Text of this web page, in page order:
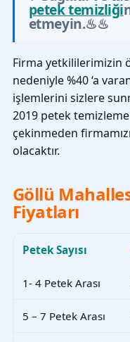
petek temizliği
etmeyin.♨♨
Firma yetkililerimizin
nedeniyle %40 ‘a
işlemlerini sizlere
2019 petek
çekinmeden
olacaktır.
Göllü
Fiyatları
Petek Sayısı
1- 4 Petek Arası
5 – 7 Petek Arası